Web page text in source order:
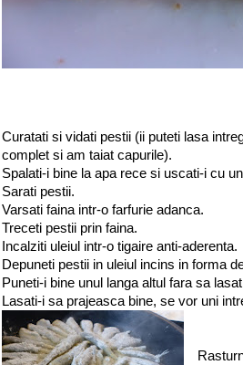
Curatati si vidati pestii (ii puteti lasa
complet si am taiat capurile).
Spalati-i bine la apa rece si uscati-i cu
Sarati pestii.
Varsati faina intr-o farfurie adanca.
Treceti pestii prin faina.
Incalziti uleiul intr-o tigaire anti-aderenta.
Depuneti pestii in uleiul incins in forma
Puneti-i bine unul langa altul fara sa
Lasati-i sa prajeasca bine, se vor uni